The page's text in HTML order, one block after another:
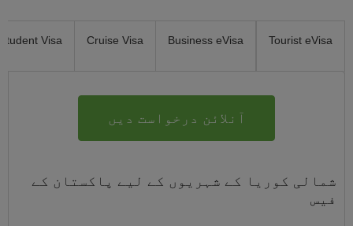
Tourist eVisa
Business eVisa
Cruise Visa
Student Visa
آنلائن درخواست دیں
شمالی کوریا کے شہریوں کے لیے پاکستان کے
فیس